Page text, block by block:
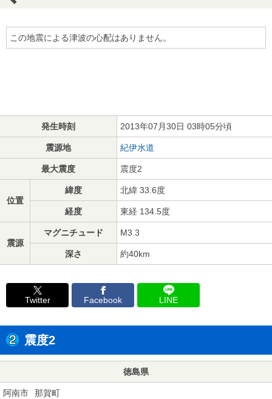
この地震による津波の心配はありません。
発生時刻 2013年07月30日 03時05分頃
震源地 紀伊水道
最大震度 震度2
位置
緯度 北緯 33.6度
経度 東経 134.5度
震源
マグニチュード M3.3
深さ 約40km
Twitter Facebook LINE
震度2
徳島県
阿南市 那賀町